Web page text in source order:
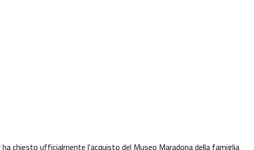
ha chiesto ufficialmente l'acquisto del Museo Maradona della famiglia